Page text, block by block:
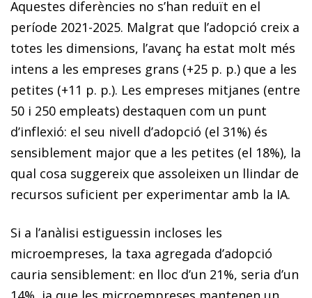
Aquestes diferències no s’han reduït en el
període 2021-2025. Malgrat que l’adopció creix a
totes les dimensions, l’avanç ha estat molt més
intens a les empreses grans (+25 p. p.) que a les
petites (+11 p. p.). Les empreses mitjanes (entre
50 i 250 empleats) destaquen com un punt
d’inflexió: el seu nivell d’adopció (el 31%) és
sensiblement major que a les petites (el 18%), la
qual cosa suggereix que assoleixen un llindar de
recursos suficient per experimentar amb la IA.
Si a l’anàlisi estiguessin incloses les
microempreses, la taxa agregada d’adopció
cauria sensiblement: en lloc d’un 21%, seria d’un